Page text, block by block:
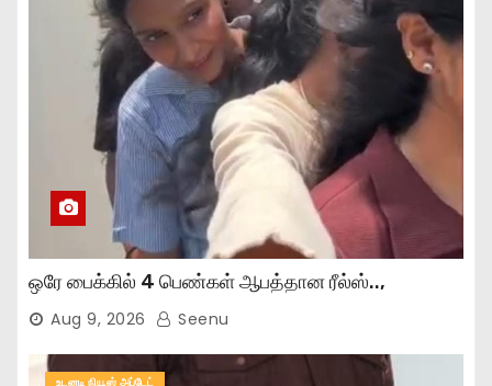
ஒரே பைக்கில் 4 பெண்கள் ஆபத்தான ரீல்ஸ்..,
Aug 9, 2026 Seenu
உடனடி நியூஸ் அப்டேட்